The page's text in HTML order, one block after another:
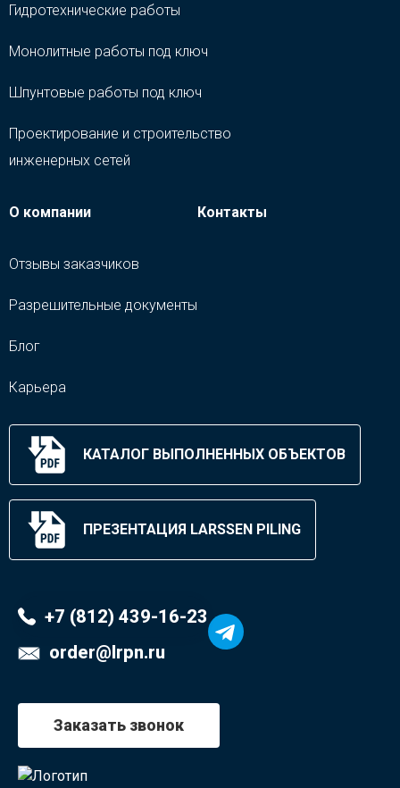
Гидротехнические работы
Монолитные работы под ключ
Шпунтовые работы под ключ
Проектирование и строительство
инженерных сетей
О компании
Отзывы заказчиков
Разрешительные документы
Блог
Карьера
Контакты
КАТАЛОГ ВЫПОЛНЕННЫХ ОБЪЕКТОВ
ПРЕЗЕНТАЦИЯ LARSSEN PILING
+7 (812) 439-16-23
order@lrpn.ru
Заказать звонок